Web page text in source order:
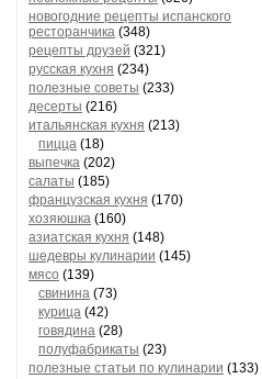
новогодние рецепты испанского
ресторанчика (348)
рецепты друзей (321)
русская кухня (234)
полезные советы (233)
десерты (216)
итальянская кухня (213)
пицца (18)
выпечка (202)
салаты (185)
французская кухня (170)
хозяюшка (160)
азиатская кухня (148)
шедевры кулинарии (145)
мясо (139)
свинина (73)
курица (42)
говядина (28)
полуфабрикаты (23)
полезные статьи по кулинарии (133)